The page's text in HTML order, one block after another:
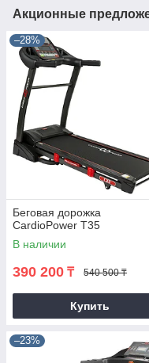
Акционные
–28%
Беговая дорожка
CardioPower T35
В наличии
390 200 ₸ 540 500 ₸
Купить
–23%